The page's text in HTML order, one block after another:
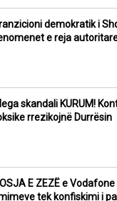
demokratik i
e reja
skandali KURUM!
rrezikojnë Durrësin
E ZEZË e
tek konfiskimi i